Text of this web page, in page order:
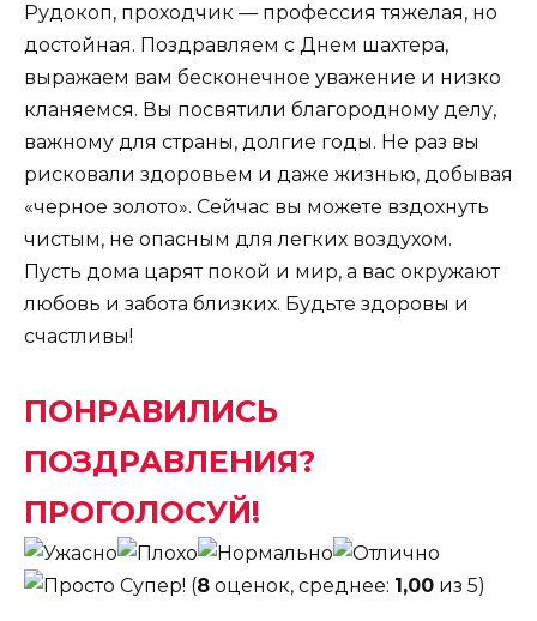
Рудокоп, проходчик — профессия тяжелая, но
достойная. Поздравляем с Днем шахтера,
выражаем вам бесконечное уважение и низко
кланяемся. Вы посвятили благородному делу,
важному для страны, долгие годы. Не раз вы
рисковали здоровьем и даже жизнью, добывая
«черное золото». Сейчас вы можете вздохнуть
чистым, не опасным для легких воздухом.
Пусть дома царят покой и мир, а вас окружают
любовь и забота близких. Будьте здоровы и
счастливы!
ПОНРАВИЛИСЬ
ПОЗДРАВЛЕНИЯ?
ПРОГОЛОСУЙ!
(8 оценок, среднее: 1,00 из 5)